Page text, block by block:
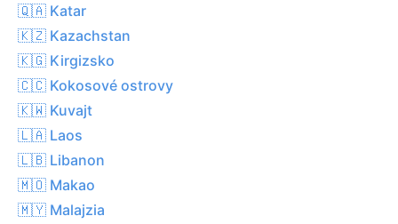
🇶🇦 Katar
🇰🇿 Kazachstan
🇰🇬 Kirgizsko
🇨🇨 Kokosové ostrovy
🇰🇼 Kuvajt
🇱🇦 Laos
🇱🇧 Libanon
🇲🇴 Makao
🇲🇾 Malajzia